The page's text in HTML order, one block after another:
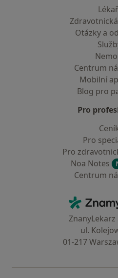
Otázky a
Centrum
Mobilní
Blog pro
Pro
Pro
Pro
Noa Notes
Centrum
ZnanyLekarz
ul.
01-217